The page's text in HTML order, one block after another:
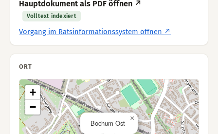
Hauptdokument als PDF öffnen ↗
Volltext indexiert
Vorgang im Ratsinformationssystem öffnen ↗
ORT
Bochum-Ost
×
+
−